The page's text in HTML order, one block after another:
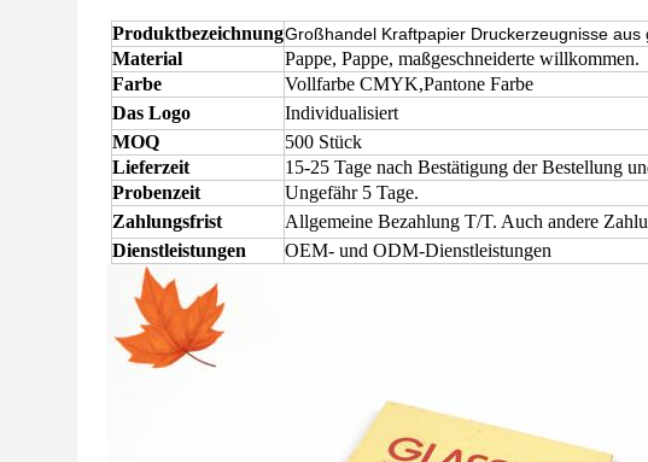
ProduktbezeichnungGroßhandel Kraftpapier Druckerzeugnisse aus
Material
Pappe, Pappe, maßgeschneiderte willkommen.
Farbe
Vollfarbe CMYK,Pantone Farbe
Das Logo
Individualisiert
MOQ
500 Stück
Lieferzeit
15-25 Tage nach Bestätigung der Bestellung
Probenzeit
Ungefähr 5 Tage.
Zahlungsfrist
Allgemeine Bezahlung T/T. Auch andere
Dienstleistungen
OEM- und ODM-Dienstleistungen